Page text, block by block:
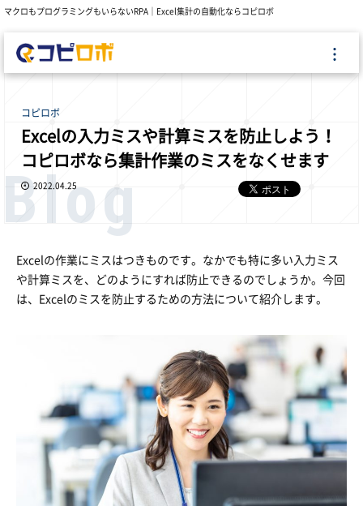
マクロもプログラミングもいらないRPA｜Excel集計の自動化ならコピロボ
コピロボ
Excelの入力ミスや計算ミスを防止しよう！
コピロボなら集計作業のミスをなくせます
2022.04.25
Blog
Excelの作業にミスはつきものです。なかでも特に多い入力ミス
や計算ミスを、どのようにすれば防止できるのでしょうか。今回
は、Excelのミスを防止するための方法について紹介します。